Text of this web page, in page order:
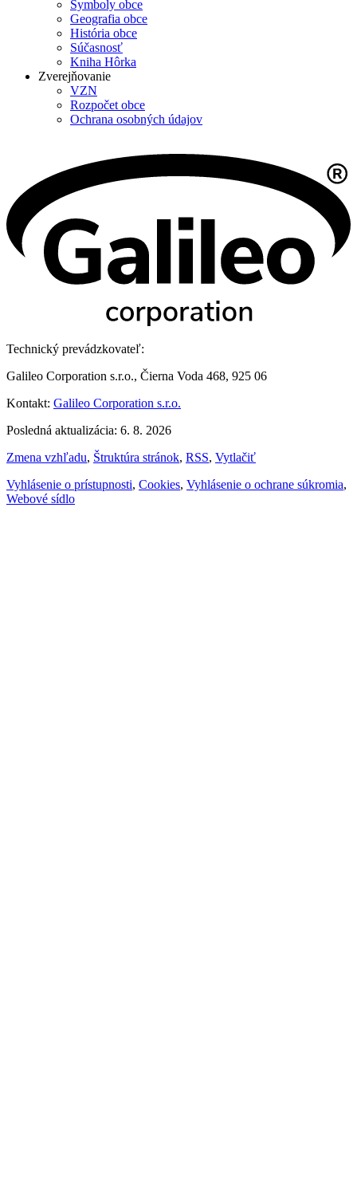
Symboly obce
Geografia obce
História obce
Súčasnosť
Kniha Hôrka
Zverejňovanie
VZN
Rozpočet obce
Ochrana osobných údajov
Technický prevádzkovateľ:
Galileo Corporation s.r.o., Čierna Voda 468, 925 06
Kontakt: Galileo Corporation s.r.o.
Posledná aktualizácia: 6. 8. 2026
Zmena vzhľadu, Štruktúra stránok, RSS, Vytlačiť
Vyhlásenie o prístupnosti, Cookies, Vyhlásenie o ochrane súkromia,
Webové sídlo